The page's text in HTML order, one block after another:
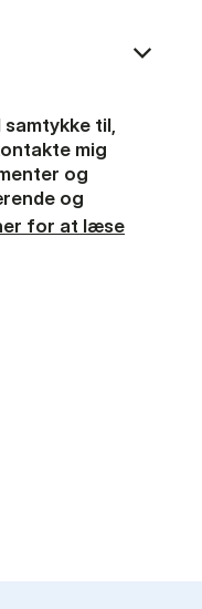
til,
mig
og
og
for at læse